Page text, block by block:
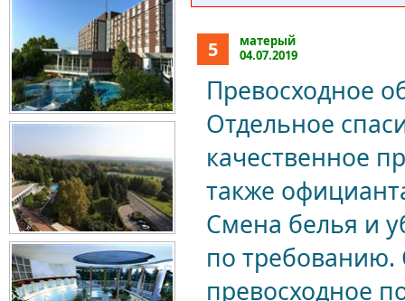
5
матерый
04.07.2019
Превосходное
Отдельное
качественное
также
Смена белья и
по требованию.
превосходное